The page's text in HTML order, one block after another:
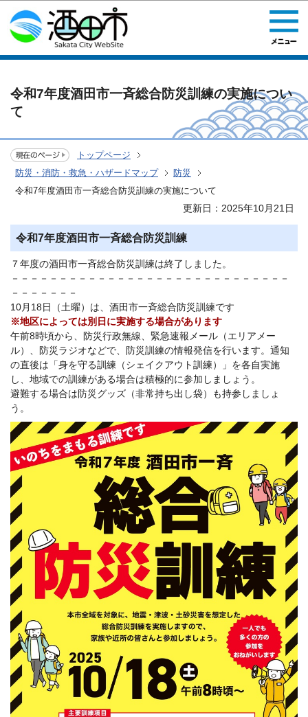
このページの本文へ移動
令和7年度酒田市一斉総合防災訓練の実施につい
て
トップページ
防災・消防・救急・ハザードマップ
防災
令和7年度酒田市一斉総合防災訓練の実施について
更新日：2025年10月21日
令和7年度酒田市一斉総合防災訓練
７年度の酒田市一斉総合防災訓練は終了しました。
－－－－－－－－－－－－－－－－－－－－－－－－－－－－－
－－－－－－－
10月18日（土曜）は、酒田市一斉総合防災訓練です
※地区によっては別日に実施する場合があります
午前8時頃から、防災行政無線、緊急速報メール（エリアメー
ル）、防災ラジオなどで、防災訓練の情報発信を行います。通知
の直後は「身を守る訓練（シェイクアウト訓練）」を各自実施
し、地域での訓練がある場合は積極的に参加しましょう。
避難する場合は防災グッズ（非常持ち出し袋）も持参しましょ
う。